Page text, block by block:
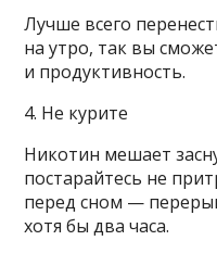
Лучше всего
на утро, так вы
и продуктивность.
4. Не курите
Никотин мешает
постарайтесь не
перед сном —
хотя бы два часа.